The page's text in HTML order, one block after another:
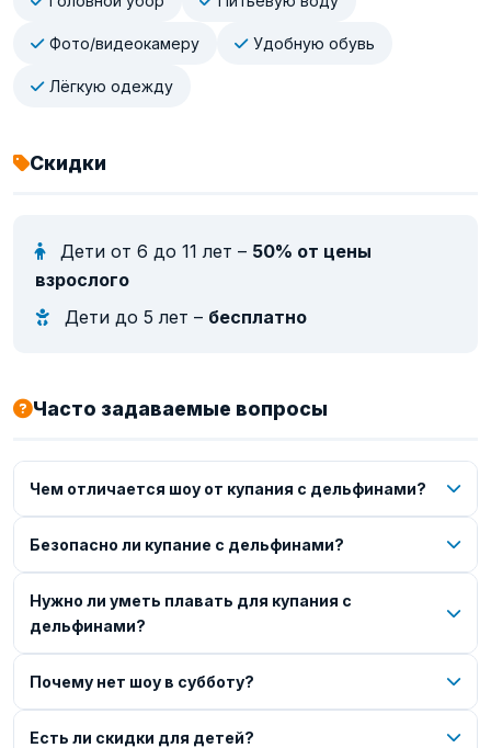
Фото/видеокамеру Удобную обувь
Лёгкую одежду
Скидки
Дети от 6 до 11 лет – 50% от цены
взрослого
Дети до 5 лет – бесплатно
Часто задаваемые вопросы
Чем отличается шоу от купания с дельфинами?
Безопасно ли купание с дельфинами?
Нужно ли уметь плавать для купания с
дельфинами?
Почему нет шоу в субботу?
Есть ли скидки для детей?